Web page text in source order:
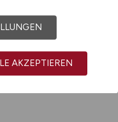
AKZEPTIEREN